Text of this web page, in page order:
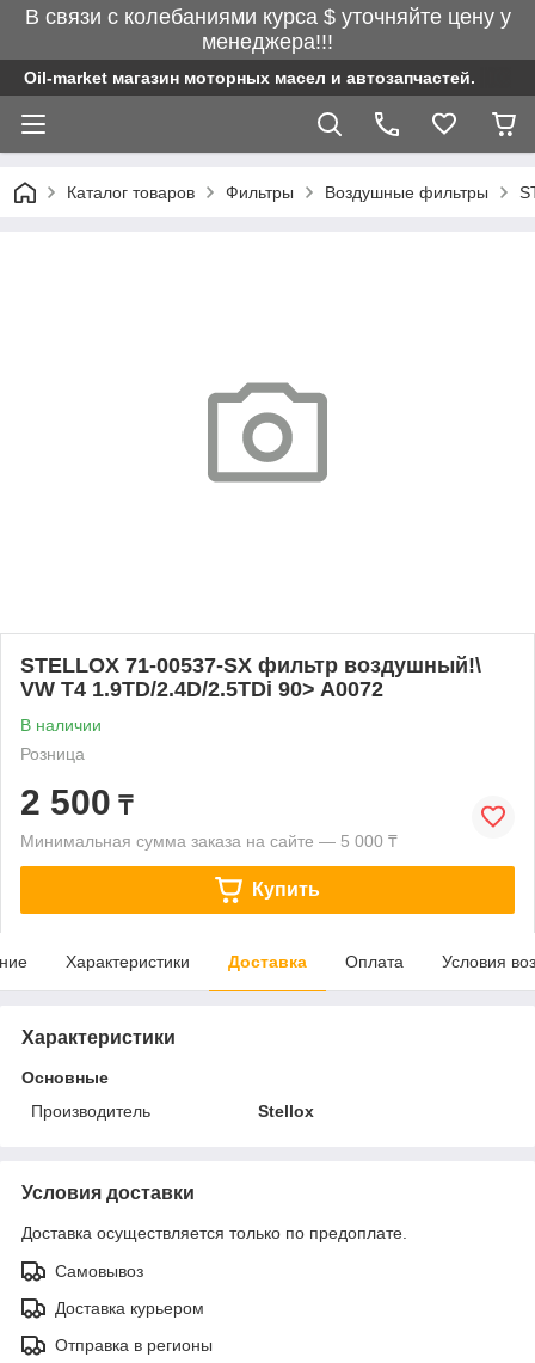
В связи с колебаниями курса $ уточняйте цену у
менеджера!!!
Oil-market магазин моторных масел и автозапчастей.
Каталог товаров Фильтры Воздушные фильтры
STELLOX 71-00537-SX фильтр воздушный!\
VW T4 1.9TD/2.4D/2.5TDi 90> A0072
В наличии
Розница
2 500 ₸
Минимальная сумма заказа на сайте — 5 000 ₸
Купить
Характеристики Доставка Оплата Условия
Характеристики
Основные
Производитель
Stellox
Условия доставки
Доставка осуществляется только по предоплате.
Самовывоз
Доставка курьером
Отправка в регионы